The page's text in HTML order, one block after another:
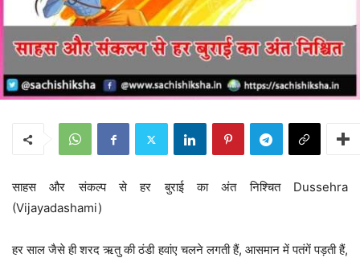
साहस और संकल्प से हर बुराई का अंत निश्चित Dussehra
(Vijayadashami)
हर साल जैसे ही शरद ऋतु की ठंडी हवांए चलने लगती हैं, आसमान में पतंगें पड़ती हैं,